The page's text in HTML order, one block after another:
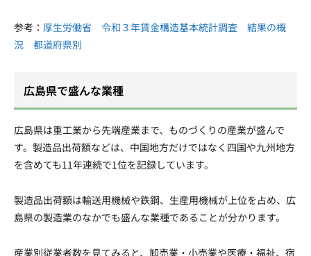
参考： 厚生労働省 令和３年賃金構造基本統計調査 結果の概
況 都道府県別
広島県で盛んな業種
広島県は重工業から先端産業まで、ものづくりの産業が盛んで
す。製造品出荷額などは、中国地方だけではなく四国や九州地方
を含めても11年連続で1位を記録しています。
製造品出荷額は輸送用機械や鉄鋼、生産用機械が上位を占め、広
島県の製造業のなかでも盛んな業種であることが分かります。
産業別従業者数を見てみると、卸売業・小売業や医療・福祉、宿